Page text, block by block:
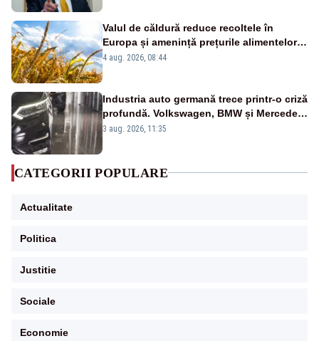
Valul de căldură reduce recoltele în
Europa și amenință prețurile alimentelor.
Ce avantaj are România
4 aug. 2026, 08:44
Industria auto germană trece printr-o criză
profundă. Volkswagen, BMW și Mercedes
reduc mii de posturi
3 aug. 2026, 11:35
CATEGORII POPULARE
Actualitate
Politica
Justitie
Sociale
Economie